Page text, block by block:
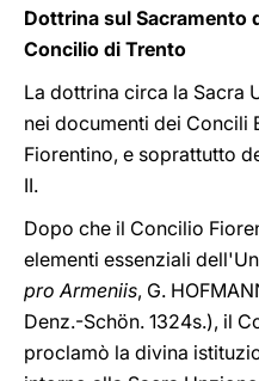
Dottrina sul Sacramento
Concilio di Trento
La dottrina circa la Sacra
nei documenti dei Concili
Fiorentino, e soprattutto
II.
Dopo che il Concilio
elementi essenziali
pro Armeniis, G.
Denz.-Schön. 1324s.), il
proclamò la divina